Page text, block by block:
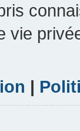
vie
|